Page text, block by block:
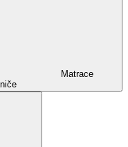
Matrace